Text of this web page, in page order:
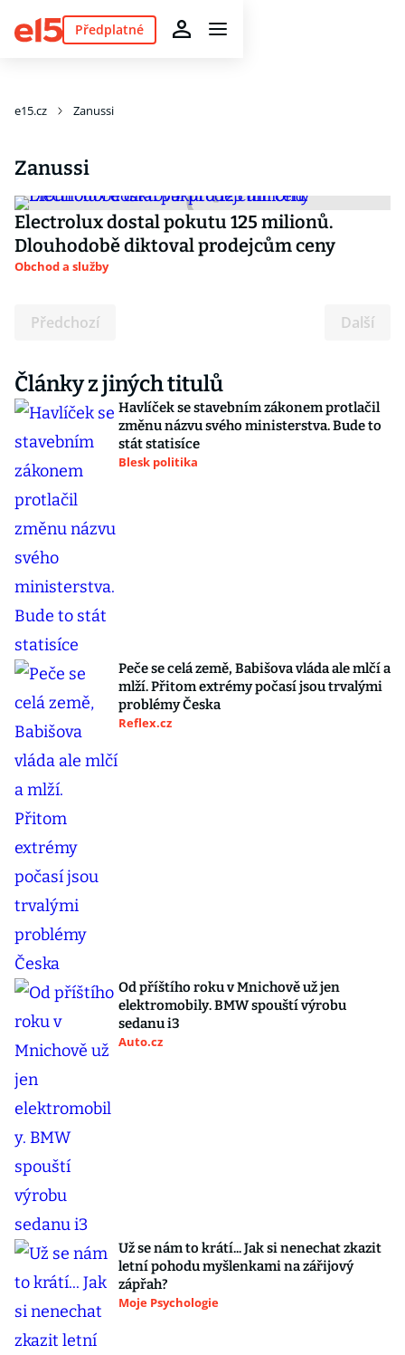
Předplatné
e15.cz Zanussi
Zanussi
Electrolux dostal pokutu 125 milionů.
Dlouhodobě diktoval prodejcům ceny
Obchod a služby
Předchozí Další
Články z jiných titulů
Havlíček se stavebním zákonem protlačil
změnu názvu svého ministerstva. Bude to
stát statisíce
Blesk politika
Peče se celá země, Babišova vláda ale mlčí a
mlží. Přitom extrémy počasí jsou trvalými
problémy Česka
Reflex.cz
Od příštího roku v Mnichově už jen
elektromobily. BMW spouští výrobu
sedanu i3
Auto.cz
Už se nám to krátí... Jak si nenechat zkazit
letní pohodu myšlenkami na zářijový
zápřah?
Moje Psychologie